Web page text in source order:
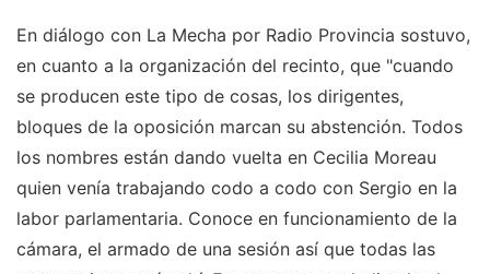
En diálogo con La Mecha por Radio Provincia sostuvo,
en cuanto a la organización del recinto, que "cuando
se producen este tipo de cosas, los dirigentes,
bloques de la oposición marcan su abstención. Todos
los nombres están dando vuelta en Cecilia Moreau
quien venía trabajando codo a codo con Sergio en la
labor parlamentaria. Conoce en funcionamiento de la
cámara, el armado de una sesión así que todas las